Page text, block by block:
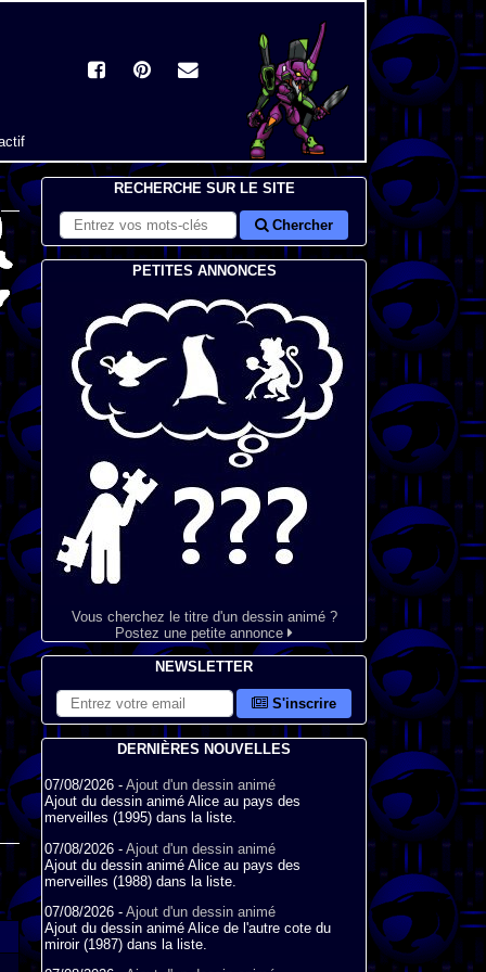
RECHERCHE SUR LE SITE
Chercher
PETITES ANNONCES
Vous cherchez le titre d'un dessin animé ?
Postez une petite annonce
NEWSLETTER
S'inscrire
DERNIÈRES NOUVELLES
07/08/2026 - Ajout d'un dessin animé
Ajout du dessin animé Alice au pays des
merveilles (1995) dans la liste.
07/08/2026 - Ajout d'un dessin animé
Ajout du dessin animé Alice au pays des
merveilles (1988) dans la liste.
07/08/2026 - Ajout d'un dessin animé
Ajout du dessin animé Alice de l'autre cote du
miroir (1987) dans la liste.